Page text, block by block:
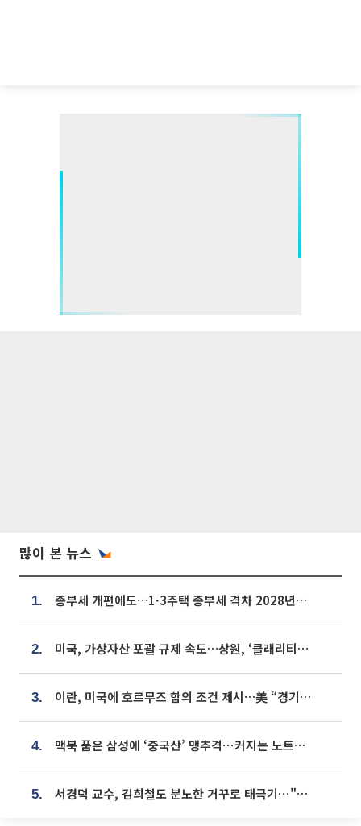
많이 본 뉴스
1. 종부세 개편에도…1·3주택 종부세 격차 2028년부터 확대
2. 미국, 가상자산 포괄 규제 속도…상원, ‘클래리티법’ 9월 절차투표 추진
3. 이란, 미국에 호르무즈 합의 조건 제시…美 “경기 아직 안 끝나” [종합]
4. 맥북 품은 삼성에 ‘중국산’ 맹추격⋯커지는 노트북 OLED 시장
5. 서경덕 교수, 김희철도 분노한 거꾸로 태극기⋯"엉터리는 아냐, 아쉬울 뿐"